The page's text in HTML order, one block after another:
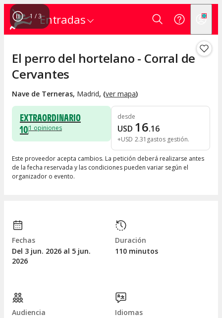
Entradas
1 /3
El perro del hortelano - Corral de
Cervantes
Nave de Terneras, Madrid, (ver mapa)
EXTRAORDINARIO
101 opiniones
desde
USD 16.16
+USD 2.31 gastos gestión
Este proveedor acepta cambios. La petición deberá realizarse antes
de la fecha reservada y las condiciones pueden variar según el
organizador o evento.
Fechas
Del 3 jun. 2026 al 5 jun.
2026
Duración
110 minutos
Audiencia
Idiomas